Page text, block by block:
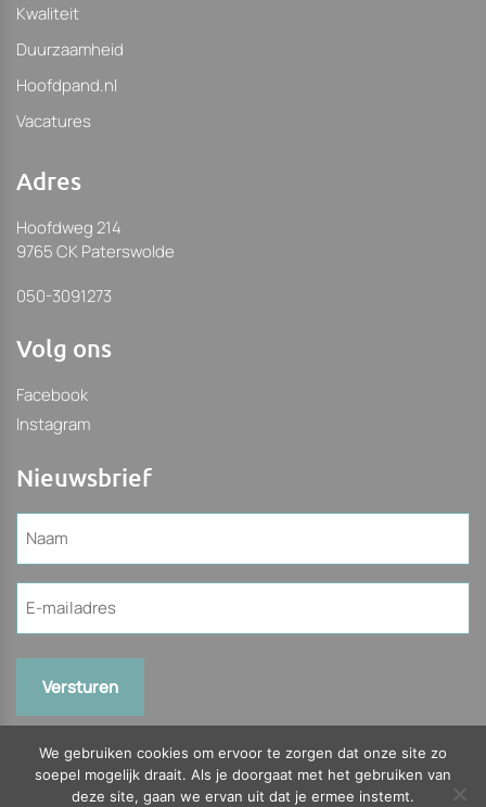
Kwaliteit
Duurzaamheid
Hoofdpand.nl
Vacatures
Adres
Hoofdweg 214
9765 CK Paterswolde
050-3091273
Volg ons
Facebook
Instagram
Nieuwsbrief
mailadres
We gebruiken cookies om ervoor te zorgen dat onze site zo
soepel mogelijk draait. Als je doorgaat met het gebruiken van
deze site, gaan we ervan uit dat je ermee instemt.